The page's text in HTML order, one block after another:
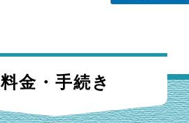
料金・手続き